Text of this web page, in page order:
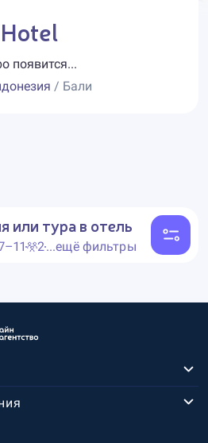
появится...
/ Бали
или тура в отель
2...ещё фильтры